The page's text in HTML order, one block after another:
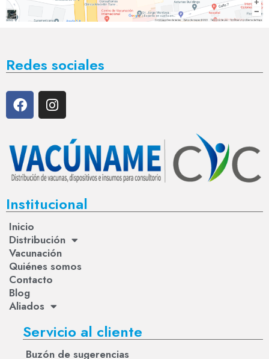
Redes sociales
Institucional
Inicio
Distribución
Vacunación
Quiénes somos
Contacto
Blog
Aliados
Servicio al cliente
Buzón de sugerencias